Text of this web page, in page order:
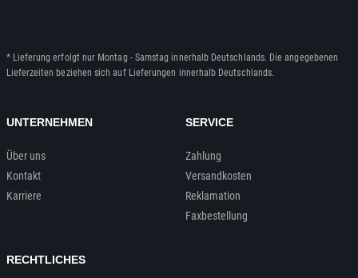
* Lieferung erfolgt nur Montag - Samstag innerhalb Deutschlands. Die angegebenen
Lieferzeiten beziehen sich auf Lieferungen innerhalb Deutschlands.
UNTERNEHMEN
Über uns
Kontakt
Karriere
SERVICE
Zahlung
Versandkosten
Reklamation
Faxbestellung
RECHTLICHES